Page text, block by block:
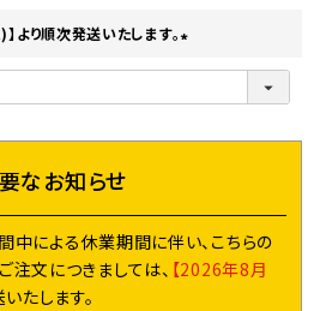
より順次発送いたします。
(
)
なお知らせ
による休業期間に伴い、こちらの
文につきましては、 【2026年8月
たします。